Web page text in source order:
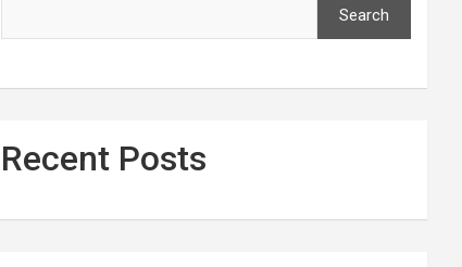
Search
Recent Posts